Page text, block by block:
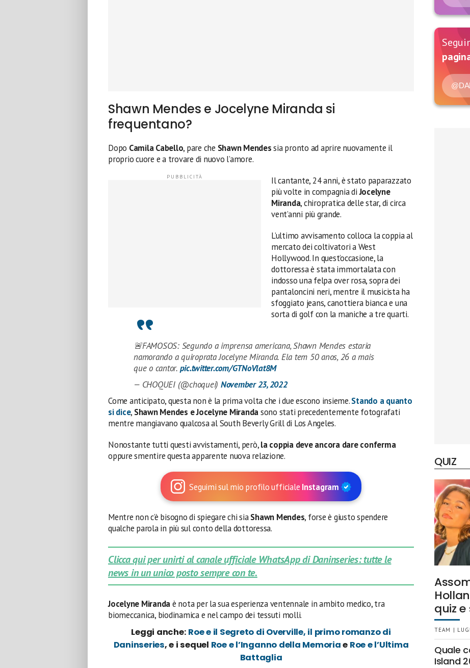
Shawn Mendes e Jocelyne Miranda si
frequentano?
Dopo Camila Cabello, pare che Shawn Mendessia pronto ad aprire nuovamente il
proprio cuore e a trovare di nuovo l’amore.
Il cantante, 24 anni, è stato paparazzato
più volte in compagnia diJocelyne
Miranda, chiropratica delle star, di circa
vent’anni più grande.
L’ultimo avvisamento colloca la coppia al
mercato dei coltivatori a West
Hollywood. In quest’occasione, la
dottoressa è stata immortalata con
indosso una felpa over rosa, sopra dei
pantaloncini neri, mentre il musicista ha
sfoggiato jeans, canottiera bianca e una
sorta di golf con la maniche a tre quarti.
🚨FAMOSOS: Segundo a imprensa americana, Shawn Mendes estaria
namorando a quiroprata Jocelyne Miranda. Ela tem 50 anos, 26 a mais
que o cantor. pic.twitter.com/GTNoVlat8M
— CHOQUEI (@choquei) November 23, 2022
Come anticipato, questa non è la prima volta che i due escono insieme.Stando a quanto
si dice, Shawn Mendes e Jocelyne Mirandasono stati precedentemente fotografati
mentre mangiavano qualcosa al South Beverly Grill di Los Angeles.
Nonostante tutti questi avvistamenti, però,la coppia deve ancora dare conferma
oppure smentire questa apparente nuova relazione.
Seguimi sul mio profilo ufficiale Instagram
Mentre non c’è bisogno di spiegare chi siaShawn Mendes, forse è giusto spendere
qualche parola in più sul conto della dottoressa.
Clicca qui per unirti al canale ufficiale WhatsApp di Daninseries: tutte le
news in un unico posto sempre con te.
Jocelyne Mirandaè nota per la sua esperienza ventennale in ambito medico, tra
biomeccanica, biodinamica e nel campo dei tessuti molli.
Leggi anche: Roe e il Segreto di Overville, il primo romanzo di
Daninseries, e i sequel Roe e l’Inganno della Memoriae Roe e l’Ultima
Battaglia
QUIZ
quiz
TEAM |
Quale
Island